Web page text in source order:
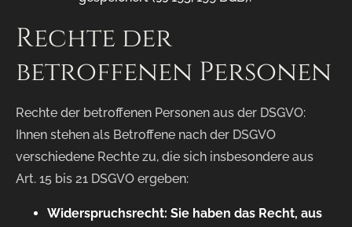
Rechte der
betroffenen Personen
Rechte der betroffenen Personen aus der DSGVO:
Ihnen stehen als Betroffene nach der DSGVO
verschiedene Rechte zu, die sich insbesondere aus
Art. 15 bis 21 DSGVO ergeben:
Widerspruchsrecht: Sie haben das Recht, aus